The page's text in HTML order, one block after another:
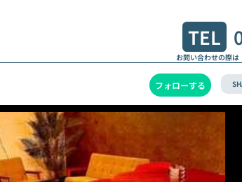
TEL
お問い合わせの際
フォローする